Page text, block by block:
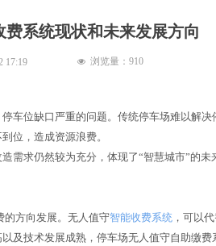
费系统现状和未来发展方向
位缺口严重的问题。传统停车场难以解决
位，造成资源浪费。
求仍然较为充分，体现了“智慧城市”的未
方向发展。无人值守智能收费系统 ，可以
及技术发展成熟，停车场无人值守自助缴
17:19 넶 浏览量： 910